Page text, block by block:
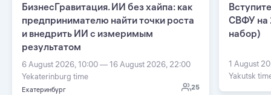
БизнесГравитация. ИИ без хайпа: как
предпринимателю найти точки роста
и внедрить ИИ с измеримым
результатом
6 August 2026, 10:00 — 16 August 2026, 22:00
Yekaterinburg time
Екатеринбург 25
СВФУ на
набор)
1 August
Yakutsk